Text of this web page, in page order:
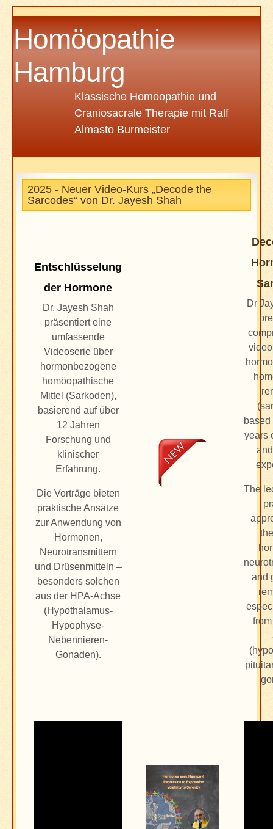
Homöopathie
Hamburg
Klassische Homöopathie und
Craniosacrale Therapie mit Ralf
Almasto Burmeister
2025 - Neuer Video-Kurs „Decode the
Sarcodes“ von Dr. Jayesh Shah
Entschlüsselung
der Hormone
Dr. Jayesh Shah
präsentiert eine
umfassende
Videoserie über
hormonbezogene
homöopathische
Mittel (Sarkoden),
basierend auf über
12 Jahren
Forschung und
klinischer
Erfahrung.
Die Vorträge bieten
praktische Ansätze
zur Anwendung von
Hormonen,
Neurotransmittern
und Drüsenmitteln –
besonders solchen
aus der HPA-Achse
(Hypothalamus-
Hypophyse-
Nebennieren-
Gonaden).
Dr
years
The
and